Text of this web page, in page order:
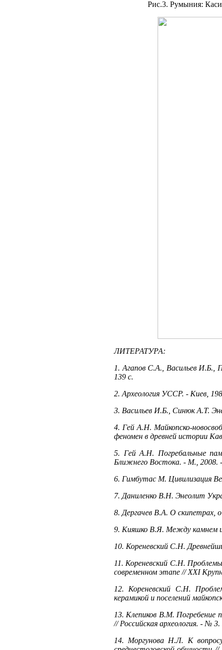
Рис.3. Румыния:
ЛИТЕРАТУРА:
1. Агапов С.А., Васильев И.Б.,
139 с.
2. Археология УССР. - Киев,
3. Васильев И.Б., Синюк А.Т.
4. Гей А.Н. Майкопско-
феномен в древней истории
5. Гей А.Н. Погребальные
Ближнего Востока. - М., 2008.
6. Гимбутас М. Цивилизация
7. Даниленко В.Н. Энеолит
8. Дергачев В.А. О скипетрах,
9. Кияшко В.Я. Между камнем и
10. Кореневский С.Н.
11. Кореневский С.Н. Проблемы
современном этапе // XXI
12. Кореневский С.Н.
керамикой и поселений
13. Клепиков В.М. Погребение
// Российская археология. - №
14. Моргунова Н.Л. К